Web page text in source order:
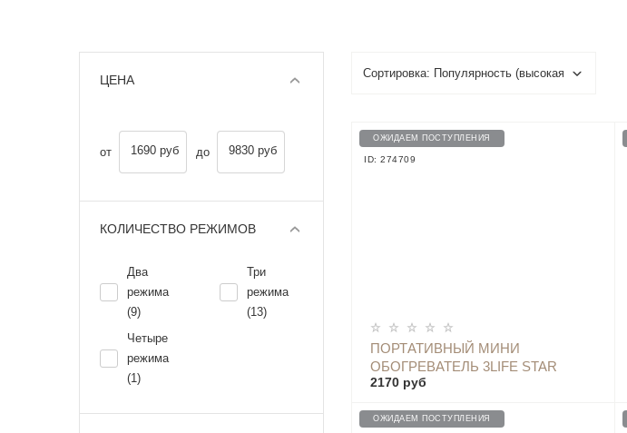
ЦЕНА
от 1690 руб до 9830 руб
КОЛИЧЕСТВО РЕЖИМОВ
Два
режима
(9)
Три
режима
(13)
Четыре
режима
(1)
ОЖИДАЕМ ПОСТУПЛЕНИЯ
ID: 274709
ПОРТАТИВНЫЙ МИНИ
ОБОГРЕВАТЕЛЬ 3LIFE STAR
HEATER 345 WHITE
2170 руб
ОПОВЕСТИТЬ
ОЖИДАЕМ ПОСТУПЛЕНИЯ